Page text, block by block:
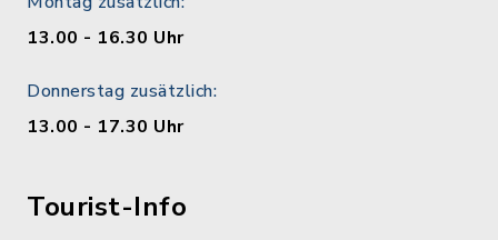
13.00 - 16.30 Uhr
Donnerstag zusätzlich:
13.00 - 17.30 Uhr
Tourist-Info